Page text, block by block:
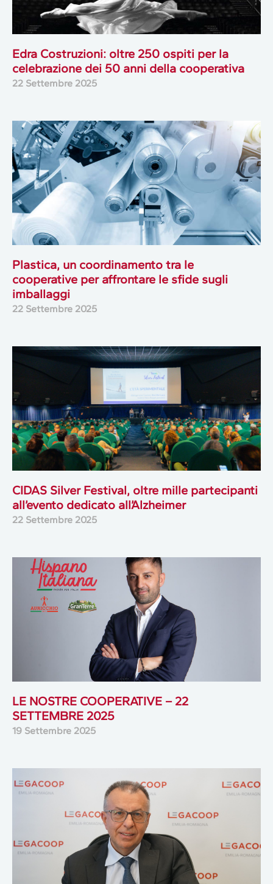
Edra Costruzioni: oltre 250 ospiti per la
celebrazione dei 50 anni della cooperativa
22 Settembre 2025
Plastica, un coordinamento tra le
cooperative per affrontare le sfide sugli
imballaggi
22 Settembre 2025
CIDAS Silver Festival, oltre mille partecipanti
all’evento dedicato all’Alzheimer
22 Settembre 2025
LE NOSTRE COOPERATIVE – 22
SETTEMBRE 2025
19 Settembre 2025